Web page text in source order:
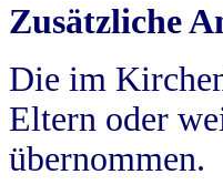
Zusätzliche
Die im
Eltern oder
übernommen.